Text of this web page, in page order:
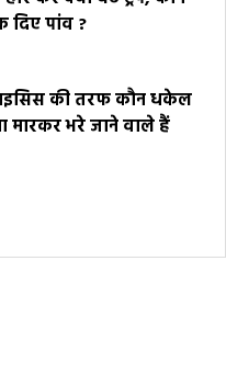
दिए पांव ?
की तरफ कौन धकेल
मारकर भरे जाने वाले हैं